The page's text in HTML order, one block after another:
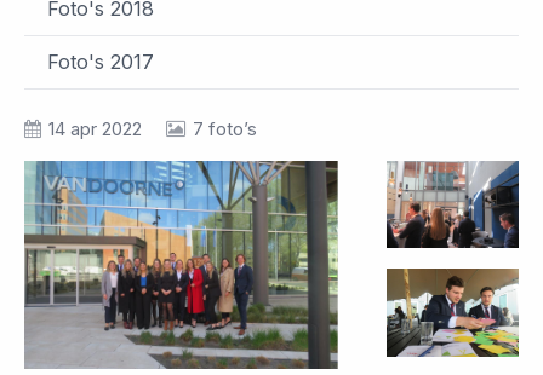
Foto's 2018
Foto's 2017
14 apr 2022 7 foto’s